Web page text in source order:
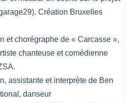
Création Bruxelles
et chorégraphe de « Carcasse »,
chanteuse et comédienne
assistante et interprète de Ben
danseur